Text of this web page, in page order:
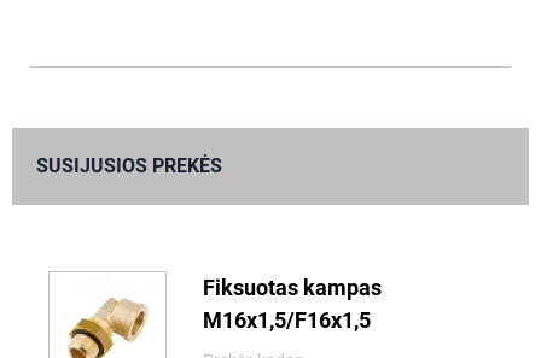
SUSIJUSIOS PREKĖS
Fiksuotas kampas
M16x1,5/F16x1,5